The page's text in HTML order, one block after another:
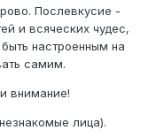
Послевкусие -
и всяческих чудес,
настроенным на
самим.
внимание!
лица).